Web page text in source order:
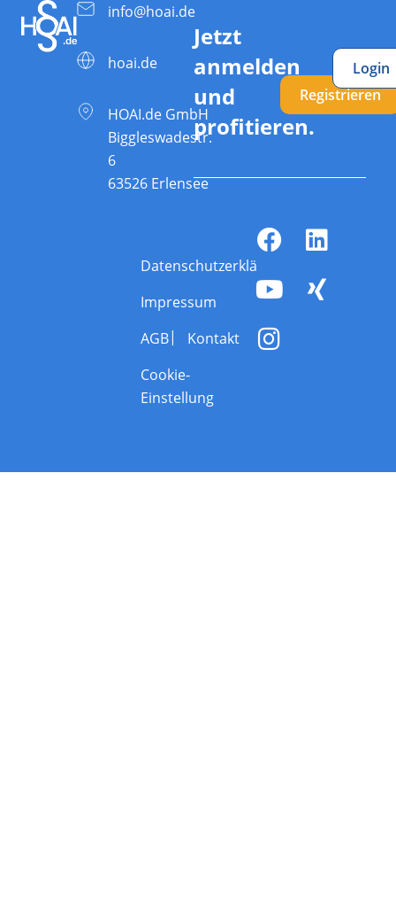
info@hoai.de
hoai.de
HOAI.de GmbH
Biggleswadestr.
6
63526 Erlensee
Jetzt
anmelden
und
profitieren.
Registrieren
Login
Datenschutzerklärung
Impressum
AGB
Kontakt
Cookie-
Einstellung